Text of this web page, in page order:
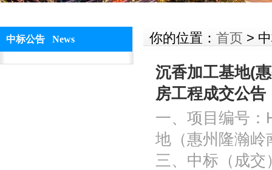
中标公告 News 你的位置： 首页 >
沉香加工基地(
房工程成交公告
一、项目编号：
地（惠州隆瀚岭
三、中标（成